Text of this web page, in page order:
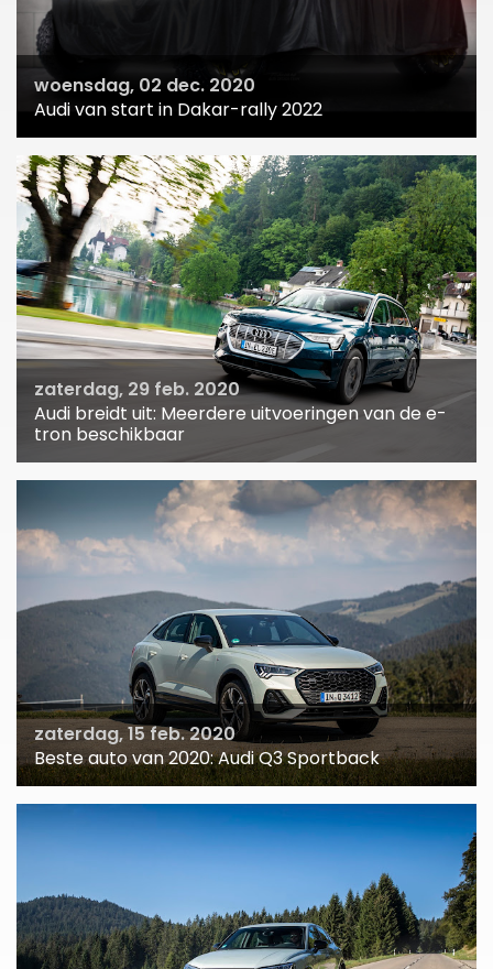
woensdag, 02 dec. 2020
Audi van start in Dakar-rally 2022
zaterdag, 29 feb. 2020
Audi breidt uit: Meerdere uitvoeringen van de e-
tron beschikbaar
zaterdag, 15 feb. 2020
Beste auto van 2020: Audi Q3 Sportback